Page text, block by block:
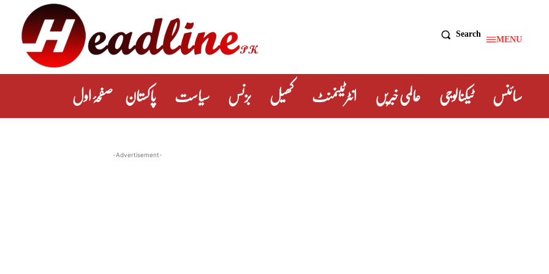
MENU
Search
سائنس ٹیکنالوجی عالمی خبریں انٹرٹینمنٹ کھیل بزنس سیاست پاکستان صفحۂ اول
-Advertisement-